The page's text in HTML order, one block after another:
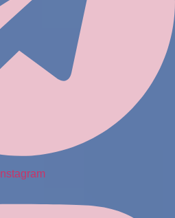
Instagram